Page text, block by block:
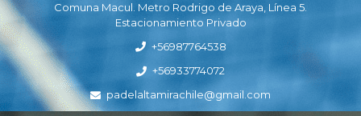
Comuna Macul. Metro Rodrigo de Araya, Línea 5.
Estacionamiento Privado
+56987764538
+56933774072
padelaltamirachile@gmail.com